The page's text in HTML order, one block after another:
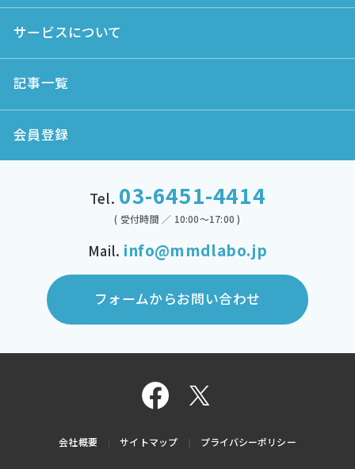
サービスについて
記事一覧
会員登録
Tel. 03-6451-4414
( 受付時間 ／ 10:00～17:00 )
Mail. info@mmdlabo.jp
フォームからお問い合わせ
会社概要 サイトマップ プライバシーポリシー